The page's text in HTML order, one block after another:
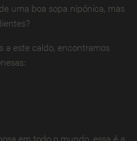
uma boa sopa nipónica, mas
a este caldo, encontramos
em todo o mundo, essa é a